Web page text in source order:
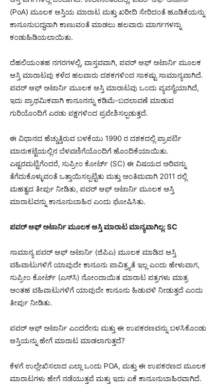
(PoA) ಮೂಲಕ ಆಸ್ತಿಯ ಮಾರಾಟ ಮತ್ತು ಖರೀದಿ ಸೇರಿದಂತೆ ಹೂಡಿಕೆಯನ್ನು
ಕಾನೂನುಬದ್ಧವಾಗಿ ಕಾಣುವಂತೆ ಮಾಡಲು ಹಲವಾರು ಮಾರ್ಗಗಳನ್ನು
ಕಂಡುಹಿಡಿಯಲಾಯಿತು.
ದೆಹಲಿಯಂತಹ ನಗರಗಳಲ್ಲಿ, ವಾಸ್ತವವಾಗಿ, ಪವರ್ ಆಫ್ ಅಟಾರ್ನಿ ಮೂಲಕ
ಆಸ್ತಿ ಮಾರಾಟವು ಕಳೆದ ಹಲವಾರು ದಶಕಗಳಿಂದ ಸಾಕಷ್ಟು ಸಾಮಾನ್ಯವಾಗಿದೆ.
ಪವರ್ ಆಫ್ ಅಟಾರ್ನಿ ಮೂಲಕ ಆಸ್ತಿ ಮಾರಾಟವು ಒಂದು ವ್ಯವಸ್ಥೆಯಾಗಿದೆ,
ಇದು ಪ್ರಾಥಮಿಕವಾಗಿ ಕಾನೂನನ್ನು ಕಡಿಮೆ-ಬದಲಾವಣೆ ಮಾಡುವ
ಗುರಿಯೊಂದಿಗೆ ಎರಡು ಪಕ್ಷಗಳಿಂದ ಪ್ರವೇಶಿಸಲ್ಪಡುತ್ತದೆ.
ಈ ವಿಧಾನದ ಹೆಚ್ಚುತ್ತಿರುವ ಬಳಕೆಯು 1990 ರ ದಶಕದಲ್ಲಿ ಪ್ರಾಪರ್ಟಿ
ಮಾರುಕಟ್ಟೆಯಲ್ಲಿನ ಬೆಳವಣಿಗೆಯೊಂದಿಗೆ ಹೊಂದಿಕೆಯಾಯಿತು.
ಎಷ್ಟರಮಟ್ಟಿಗೆಂದರೆ, ಸುಪ್ರೀಂ ಕೋರ್ಟ್ (SC) ಈ ವಿಷಯದ ಅರಿವನ್ನು
ತೆಗೆದುಕೊಳ್ಳುವಂತೆ ಒತ್ತಾಯಿಸಲ್ಪಟ್ಟಿತು ಮತ್ತು ಅಂತಿಮವಾಗಿ 2011 ರಲ್ಲಿ
ಮಹತ್ವದ ತೀರ್ಪು ನೀಡಿತು, ಪವರ್ ಆಫ್ ಅಟಾರ್ನಿ ಮೂಲಕ ಆಸ್ತಿ
ಮಾರಾಟವನ್ನು ಕಾನೂನುಬಾಹಿರ ಎಂದು ಘೋಷಿಸಿತು.
ಪವರ್ ಆಫ್ ಅಟಾರ್ನಿ ಮೂಲಕ ಆಸ್ತಿ ಮಾರಾಟ ಮಾನ್ಯವಾಗಿಲ್ಲ: SC
ಸಾಮಾನ್ಯ ಪವರ್ ಆಫ್ ಅಟಾರ್ನಿ (ಜಿಪಿಎ) ಮೂಲಕ ಮಾಡಿದ ಆಸ್ತಿ
ವಹಿವಾಟುಗಳಿಗೆ ಯಾವುದೇ ಕಾನೂನು ಪಾವಿತ್ರ್ಯತೆ ಇಲ್ಲ ಎಂದು ಹೇಳುವಾಗ,
ಸುಪ್ರೀಂ ಕೋರ್ಟ್ (ಎಸ್‌ಸಿ) ನೋಂದಾಯಿತ ಮಾರಾಟ ಪತ್ರಗಳು ಮಾತ್ರ
ಅಂತಹ ವಹಿವಾಟುಗಳಿಗೆ ಯಾವುದೇ ಕಾನೂನು ಹಿಡುವಳಿ ನೀಡುತ್ತದೆ ಎಂದು
ತೀರ್ಪು ನೀಡಿತು.
ಪವರ್ ಆಫ್ ಅಟಾರ್ನಿ ಎಂದರೇನು ಮತ್ತು ಈ ಉಪಕರಣವನ್ನು ಬಳಸಿಕೊಂಡು
ಆಸ್ತಿಯನ್ನು ಹೇಗೆ ಮಾರಾಟ ಮಾಡಲಾಗುತ್ತದೆ?
ಕೆಳಗೆ ಉಲ್ಲೇಖಿಸಲಾದ ಎಲ್ಲಾ ಒಂದು POA, ಮತ್ತು ಈ ಉಪಕರಣದ ಮೂಲಕ
ಮಾರಾಟಗಳು ಹೇಗೆ ನಡೆಯುತ್ತವೆ ಮತ್ತು ಇದು ಏಕೆ ಕಾನೂನುಬಾಹಿರವಾಗಿದೆ.